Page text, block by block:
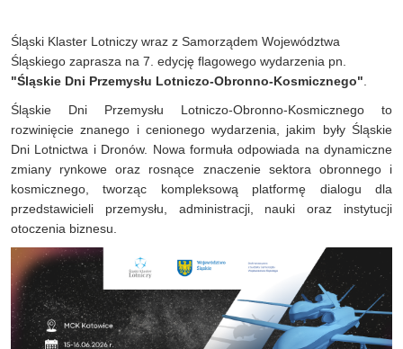
Śląski Klaster Lotniczy wraz z Samorządem Województwa
Śląskiego zaprasza na 7. edycję flagowego wydarzenia pn.
"Śląskie Dni Przemysłu Lotniczo-Obronno-Kosmicznego".
Śląskie Dni Przemysłu Lotniczo-Obronno-Kosmicznego to
rozwinięcie znanego i cenionego wydarzenia, jakim były Śląskie
Dni Lotnictwa i Dronów. Nowa formuła odpowiada na dynamiczne
zmiany rynkowe oraz rosnące znaczenie sektora obronnego i
kosmicznego, tworząc kompleksową platformę dialogu dla
przedstawicieli przemysłu, administracji, nauki oraz instytucji
otoczenia biznesu.